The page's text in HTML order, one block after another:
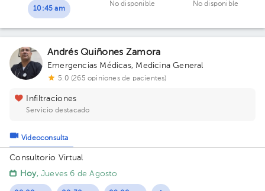
10:45 am
No disponible No disponible
Andrés Quiñones Zamora
Emergencias Médicas, Medicina General
5.0 (265 opiniones de pacientes)
Infiltraciones
Servicio destacado
Videoconsulta
Consultorio Virtual
Hoy, Jueves 6 de Agosto